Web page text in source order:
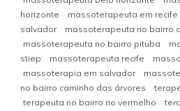
horizonte
massoterapeuta em recife
salvador
massoterapeuta no bairro
massoterapeuta no bairro pituba
stiep
massoterapeuta recife
massoterapia em salvador
no bairro caminho das árvores
terapeuta no bairro rio vermelho